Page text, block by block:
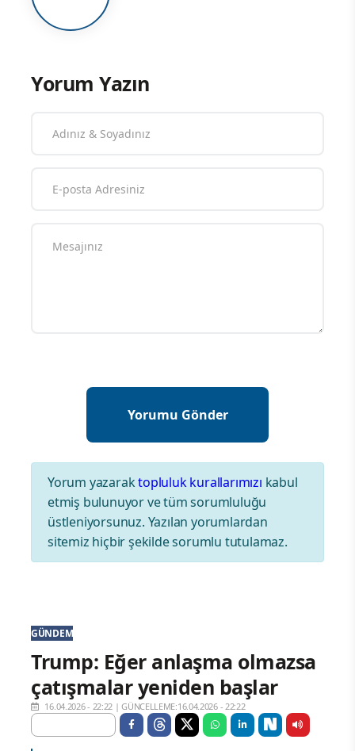
Yorum Yazın
Yorum yazaraktopluluk kurallarımızı kabul
etmiş bulunuyor ve tüm sorumluluğu
üstleniyorsunuz. Yazılan yorumlardan
sitemiz hiçbir şekilde sorumlu tutulamaz.
GÜNDEM
Trump: Eğer anlaşma olmazsa
çatışmalar yeniden başlar
16.04.2026 - 22:22 |GÜNCELLEME:16.04.2026 - 22:22